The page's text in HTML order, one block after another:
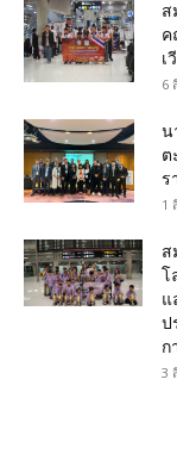
ส
ค
เ
6
น
ต
ร
1
ส
โ
แ
ป
ก
3